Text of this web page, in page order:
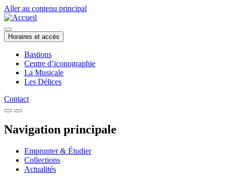
Aller au contenu principal
Horaires et accès
Bastions
Centre d’iconographie
La Musicale
Les Délices
Contact
Navigation principale
Emprunter & Étudier
Collections
Actualités